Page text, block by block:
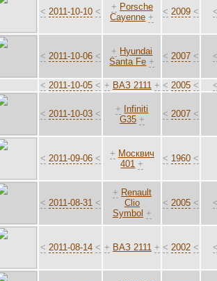
< 2011-10-10 < + Porsche
Cayenne +
< 2009 <
< 2011-10-06 < + Hyundai
Santa Fe +
< 2007 <
< 2011-10-05 < + ВАЗ 2111 + < 2005 <
< 2011-10-03 < + Infiniti
G35 +
< 2007 <
< 2011-09-06 < + Москвич
401 +
< 1960 <
< 2011-08-31 <
+ Renault
Clio
Symbol +
< 2005 <
< 2011-08-14 < + ВАЗ 2111 + < 2002 <